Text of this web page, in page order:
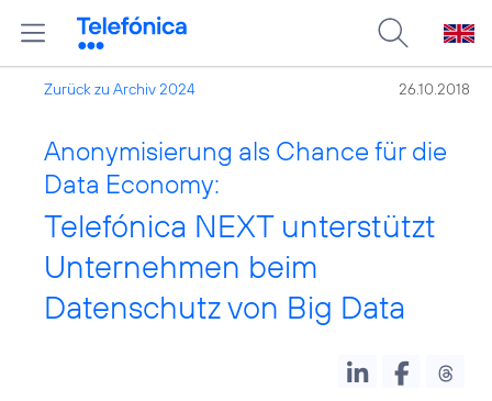
Zurück zu Archiv 2024 26.10.2018
Anonymisierung als Chance für die
Data Economy:
Telefónica NEXT unterstützt
Unternehmen beim
Datenschutz von Big Data